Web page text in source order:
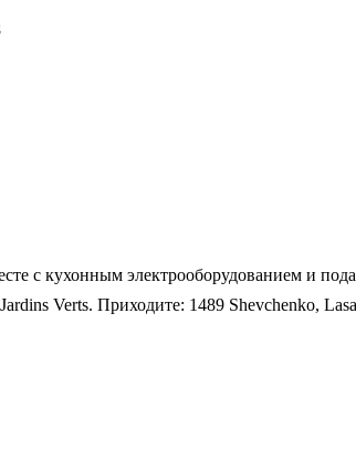
с кухонным электрооборудованием и
Verts. Приходите: 1489 Shevchenko,